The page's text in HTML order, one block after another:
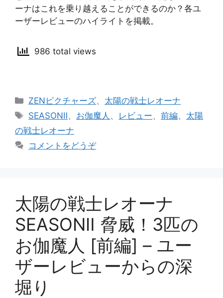
ーナはこれを乗り越えることができるのか？各ユ
ーザーレビューのハイライトを掲載。
986 total views
カ
テ
リ
ー
ZENピクチャーズ、 太陽の戦士レオーナ
タ
グ
SEASONⅡ、 お伽魔人 、 レビュー、前編、 太陽
の戦士レオーナ
コメントをどうぞ
太陽の戦士レオーナ
SEASONⅡ 脅威！3匹の
お伽魔人 [前編] – ユー
ザーレビューからの深
堀り